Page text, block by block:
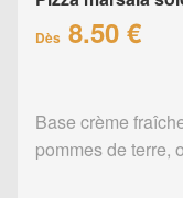
Dès 8.50 €
Base crème
pommes de terre,